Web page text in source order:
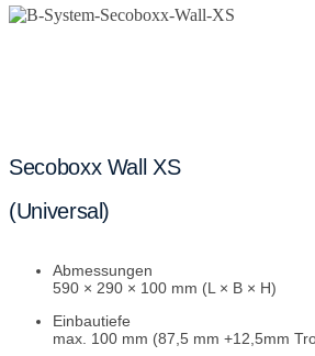
Secoboxx Wall XS
(Universal)
Abmessungen
590 × 290 × 100 mm (L × B × H)
Einbautiefe
max. 100 mm (87,5 mm +12,5mm